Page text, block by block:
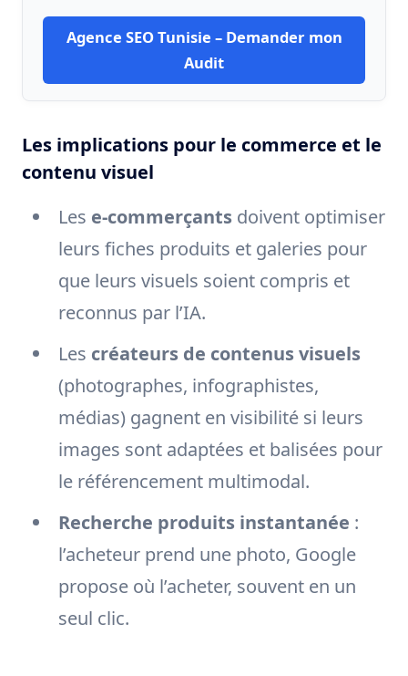
Agence SEO Tunisie – Demander mon
Audit
Les implications pour le commerce et le
contenu visuel
Les e-commerçants doivent optimiser
leurs fiches produits et galeries pour
que leurs visuels soient compris et
reconnus par l’IA.
Les créateurs de contenus visuels
(photographes, infographistes,
médias) gagnent en visibilité si leurs
images sont adaptées et balisées pour
le référencement multimodal.
Recherche produits instantanée :
l’acheteur prend une photo, Google
propose où l’acheter, souvent en un
seul clic.